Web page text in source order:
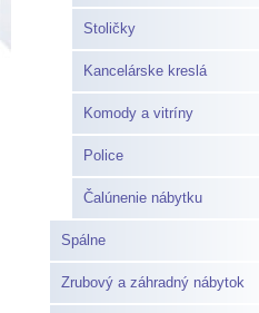
Stoličky
Kancelárske kreslá
Komody a vitríny
Police
Čalúnenie nábytku
Spálne
Zrubový a záhradný nábytok